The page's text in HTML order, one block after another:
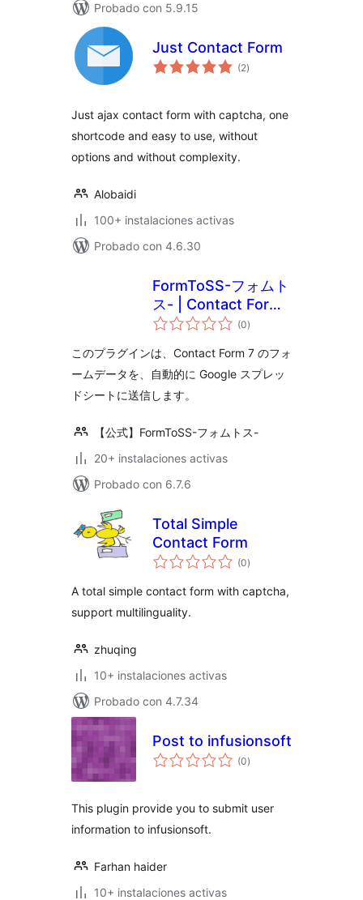
Probado con 5.9.15
Just Contact Form
(2total
de
)
Just ajax contact form with captcha, one
shortcode and easy to use, without
options and without complexity.
Alobaidi
100+ instalaciones activas
Probado con 4.6.30
FormToSS-フォムト
ス- | Contact Form
7 と スプレッドシー
をノーコードで！
(0total
de
)
このプラグインは、Contact Form 7 のフォ
ームデータを、自動的に Google スプレッ
ドシートに送信します。
【公式】FormToSS-フォムトス-
20+ instalaciones activas
Probado con 6.7.6
Total Simple
Contact Form
(0total
de
)
A total simple contact form with captcha,
support multilinguality.
zhuqing
10+ instalaciones activas
Probado con 4.7.34
Post to infusionsoft
(0total
de
)
This plugin provide you to submit user
information to infusionsoft.
Farhan haider
10+ instalaciones activas